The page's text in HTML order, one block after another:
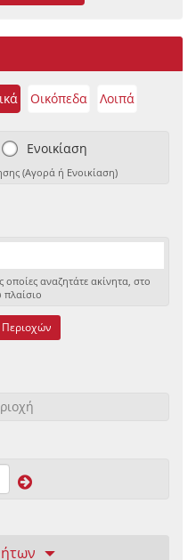
Οικόπεδα Λοιπά
Ενοικίαση
(Αγορά ή Ενοικίαση)
οποίες αναζητάτε ακίνητα, στο